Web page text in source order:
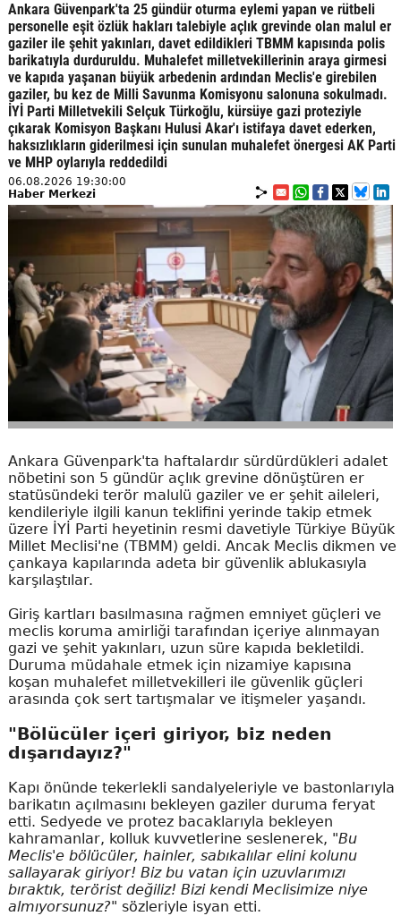
Ankara Güvenpark'ta 25 gündür oturma eylemi yapan ve rütbeli
personelle eşit özlük hakları talebiyle açlık grevinde olan malul er
gaziler ile şehit yakınları, davet edildikleri TBMM kapısında polis
barikatıyla durduruldu. Muhalefet milletvekillerinin araya girmesi
ve kapıda yaşanan büyük arbedenin ardından Meclis'e girebilen
gaziler, bu kez de Milli Savunma Komisyonu salonuna sokulmadı.
İYİ Parti Milletvekili Selçuk Türkoğlu, kürsüye gazi proteziyle
çıkarak Komisyon Başkanı Hulusi Akar'ı istifaya davet ederken,
haksızlıkların giderilmesi için sunulan muhalefet önergesi AK Parti
ve MHP oylarıyla reddedildi
06.08.2026 19:30:00
Haber Merkezi
Ankara Güvenpark'ta haftalardır sürdürdükleri adalet
nöbetini son 5 gündür açlık grevine dönüştüren er
statüsündeki terör malulü gaziler ve er şehit aileleri,
kendileriyle ilgili kanun teklifini yerinde takip etmek
üzere İYİ Parti heyetinin resmi davetiyle Türkiye Büyük
Millet Meclisi'ne (TBMM) geldi. Ancak Meclis dikmen ve
çankaya kapılarında adeta bir güvenlik ablukasıyla
karşılaştılar.
Giriş kartları basılmasına rağmen emniyet güçleri ve
meclis koruma amirliği tarafından içeriye alınmayan
gazi ve şehit yakınları, uzun süre kapıda bekletildi.
Duruma müdahale etmek için nizamiye kapısına
koşan muhalefet milletvekilleri ile güvenlik güçleri
arasında çok sert tartışmalar ve itişmeler yaşandı.
"Bölücüler içeri giriyor, biz neden
dışarıdayız?"
Kapı önünde tekerlekli sandalyeleriyle ve bastonlarıyla
barikatın açılmasını bekleyen gaziler duruma feryat
etti. Sedyede ve protez bacaklarıyla bekleyen
kahramanlar, kolluk kuvvetlerine seslenerek, "Bu
Meclis'e bölücüler, hainler, sabıkalılar elini kolunu
sallayarak giriyor! Biz bu vatan için uzuvlarımızı
bıraktık, terörist değiliz! Bizi kendi Meclisimize niye
almıyorsunuz?" sözleriyle isyan etti.